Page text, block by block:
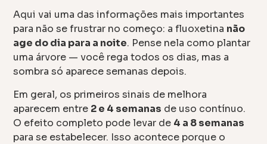
Aqui vai uma das informações mais importantes
para não se frustrar no começo: a fluoxetina não
age do dia para a noite. Pense nela como plantar
uma árvore — você rega todos os dias, mas a
sombra só aparece semanas depois.
Em geral, os primeiros sinais de melhora
aparecem entre 2 e 4 semanas de uso contínuo.
O efeito completo pode levar de 4 a 8 semanas
para se estabelecer. Isso acontece porque o